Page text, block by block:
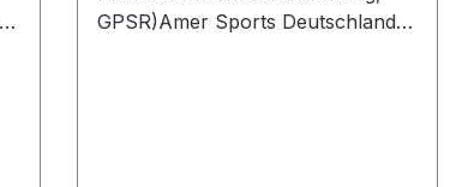
GPSR)Amer Sports Deutschland